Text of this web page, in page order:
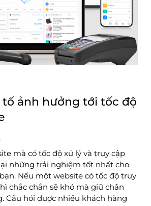
tố ảnh hưởng tới tốc độ
mà có tốc độ xử lý và truy cập
những trải nghiệm tốt nhất cho
Nếu một website có tốc độ truy
chắc chắn sẽ khó mà giữ chân
Câu hỏi được nhiều khách hàng